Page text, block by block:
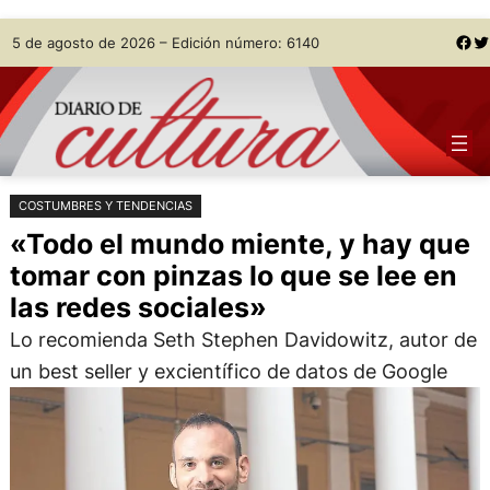
Saltar
al
contenido
Skip
to
content
5 de agosto de 2026 – Edición número: 6140 Facebook Twitter
COSTUMBRES Y TENDENCIAS
«Todo el mundo miente, y hay que
tomar con pinzas lo que se lee en
las redes sociales»
Lo recomienda Seth Stephen Davidowitz, autor de
un best seller y excientífico de datos de Google